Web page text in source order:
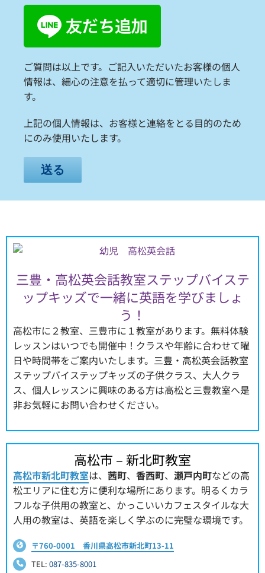
ご質問は以上です。ご記入いただいたお客様の個人
情報は、細心の注意を払って適切に管理いたしま
す。
上記の個人情報は、お客様と連絡をとる目的のため
にのみ使用いたします。
三豊・高松英会話教室ステップバイステ
ップキッズで一緒に英語を学びましょ
う！
高松市に２教室、三豊市に１教室があります。無料体験
レッスンはいつでも開催中！クラスや年齢に合わせて曜
日や時間帯をご案内いたします。三豊・高松英会話教室
ステップバイステップキッズの子供クラス、大人クラ
ス、個人レッスンに興味のある方は高松と三豊教室へ是
非お気軽にお問い合わせください。
高松市 – 新北町教室
高松市新北町教室は、 茜町、 香西町、 瀬戸内町などの高
松エリアに住む方に便利な場所にあります。明るくカラ
フルな子供用の教室と、かっこいいカフェスタイルな大
人用の教室は、英語を楽しく学ぶのに完璧な環境です。
〒760-0001 香川県高松市新北町13-11
TEL:087-835-8001